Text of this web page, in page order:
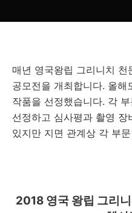
매년 영국왕립 그리니치 천
공모전을 개최합니다. 올
작품을 선정했습니다. 각
선정하고 심사평과 촬영
있지만 지면 관계상 각 부
2018 영국 왕립 그리